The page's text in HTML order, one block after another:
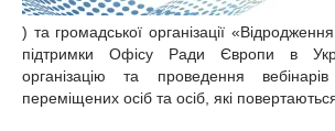
) та громадської організації
підтримки Офісу Ради Європи в
організацію та проведення
переміщених осіб та осіб, які